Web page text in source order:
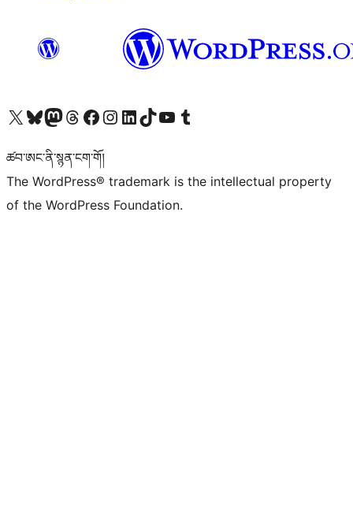
Visit our X (formerly Twitter) account
Visit our Bluesky account
Visit our Mastodon account
Visit our Threads account
Visit our Facebook page
Visit our Instagram account
Visit our LinkedIn account
Visit our TikTok account
Visit our YouTube channel
Visit our Tumblr account
ཚབ་ཨང་ནི་སྙན་ངག་གོ།
The WordPress® trademark is the intellectual property
of the WordPress Foundation.